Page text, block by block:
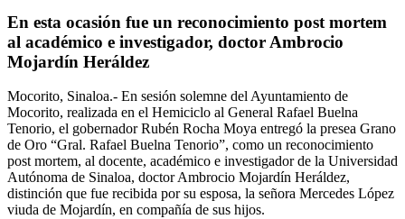
En esta ocasión fue un reconocimiento post mortem
al académico e investigador, doctor Ambrocio
Mojardín Heráldez
Mocorito, Sinaloa.- En sesión solemne del Ayuntamiento de
Mocorito, realizada en el Hemiciclo al General Rafael Buelna
Tenorio, el gobernador Rubén Rocha Moya entregó la presea Grano
de Oro “Gral. Rafael Buelna Tenorio”, como un reconocimiento
post mortem, al docente, académico e investigador de la Universidad
Autónoma de Sinaloa, doctor Ambrocio Mojardín Heráldez,
distinción que fue recibida por su esposa, la señora Mercedes López
viuda de Mojardín, en compañía de sus hijos.